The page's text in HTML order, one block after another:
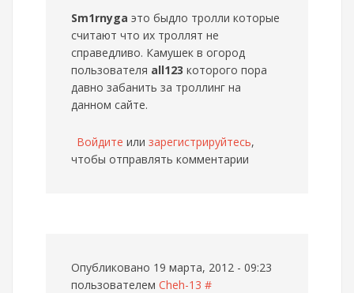
Sm1rnyga это быдло тролли которые
считают что их троллят не
справедливо. Камушек в огород
пользователя all123 которого пора
давно забанить за троллинг на
данном сайте.
Войдите или зарегистрируйтесь,
чтобы отправлять комментарии
Опубликовано 19 марта, 2012 - 09:23
пользователем Cheh-13 #